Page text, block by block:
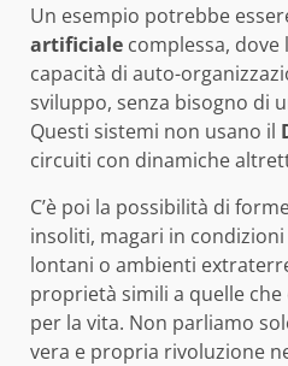
Un esempio potrebbe
artificiale complessa, dove
capacità di auto-
sviluppo, senza bisogno di
Questi sistemi non usano il
circuiti con dinamiche
C’è poi la possibilità di
insoliti, magari in
lontani o ambienti
proprietà simili a quelle
per la vita. Non parliamo
vera e propria rivoluzione